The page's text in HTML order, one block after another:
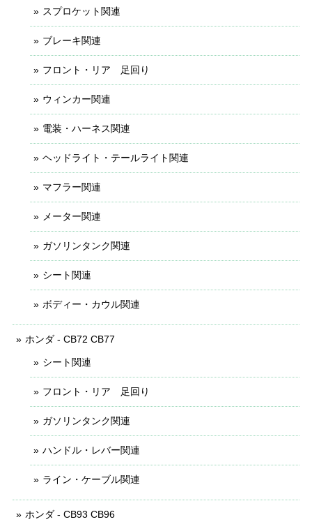
スプロケット関連
ブレーキ関連
フロント・リア 足回り
ウィンカー関連
電装・ハーネス関連
ヘッドライト・テールライト関連
マフラー関連
メーター関連
ガソリンタンク関連
シート関連
ボディー・カウル関連
ホンダ - CB72 CB77
シート関連
フロント・リア 足回り
ガソリンタンク関連
ハンドル・レバー関連
ライン・ケーブル関連
ホンダ - CB93 CB96